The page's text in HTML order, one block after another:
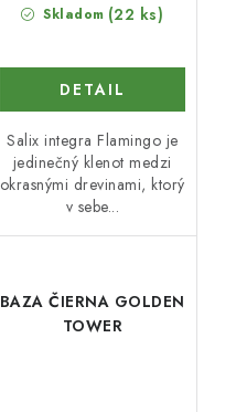
Skladom (22 ks)
DETAIL
Salix integra Flamingo je
jedinečný klenot medzi
okrasnými drevinami, ktorý
v sebe...
BAZA ČIERNA GOLDEN
TOWER